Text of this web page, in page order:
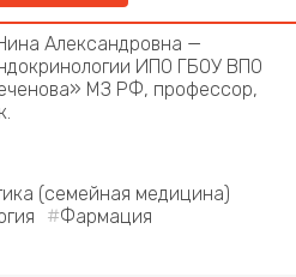
Александровна —
ИПО ГБОУ ВПО
МЗ РФ, профессор,
(семейная медицина)
Фармация